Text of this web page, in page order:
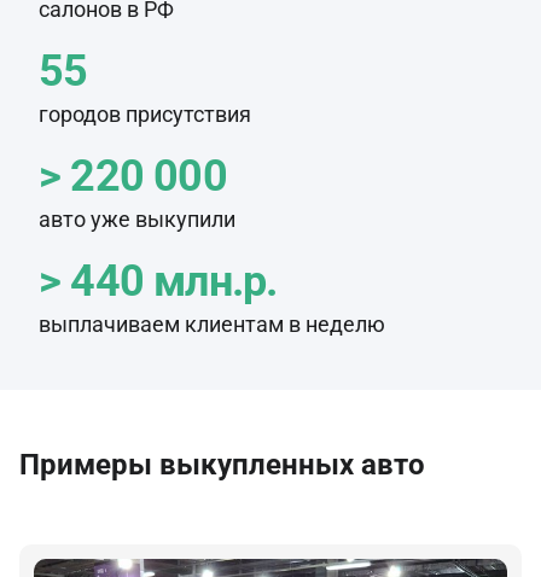
салонов в РФ
55
городов присутствия
> 220 000
авто уже выкупили
> 440 млн.р.
выплачиваем клиентам в неделю
Примеры выкупленных авто